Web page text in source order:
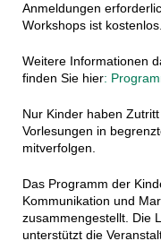
Anmeldungen
Workshops ist kostenlos.
Weitere Informationen
finden Sie hier:
Nur Kinder haben
Vorlesungen in
mitverfolgen.
Das Programm der
Kommunikation und
zusammengestellt. Die
unterstützt die